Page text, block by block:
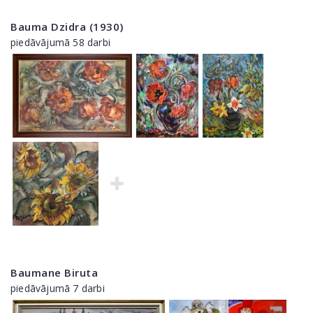
Bauma Dzidra (1930)
piedāvājumā 58 darbi
Baumane Biruta
piedāvājumā 7 darbi